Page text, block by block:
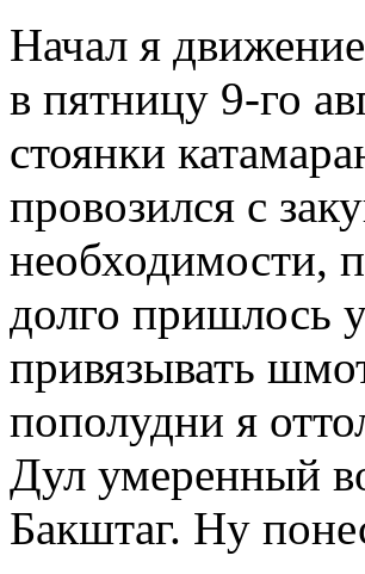
Начал я
в пятницу 9-го
стоянки
провозился с
необходимости,
долго пришлось
привязывать
пополудни я
Дул умеренный
Бакштаг. Ну